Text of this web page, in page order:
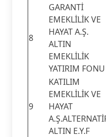
8
GARANTİ
EMEKLİLİK VE
HAYAT A.Ş.
ALTIN
EMEKLİLİK
YATIRIM FONU
9
KATILIM
EMEKLİLİK VE
HAYAT
ALTIN E.Y.F